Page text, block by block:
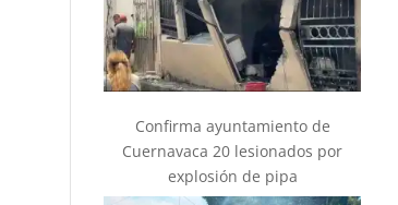
Confirma ayuntamiento de
Cuernavaca 20 lesionados por
explosión de pipa